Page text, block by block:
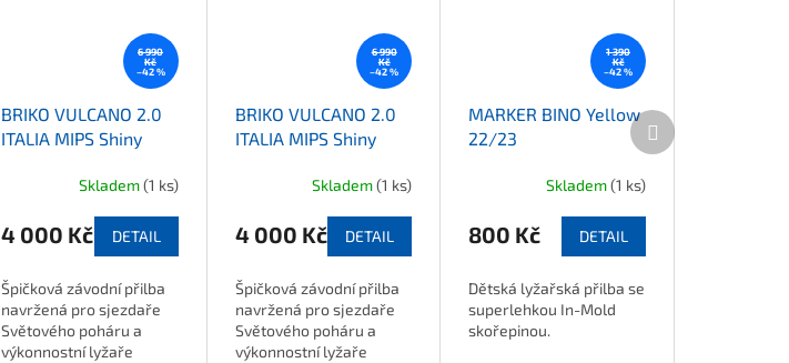
6 990
Kč
–42 %
BRIKO VULCANO 2.0
ITALIA MIPS Shiny
Průměrné hodnocení produktu je 5,0 z 5 hvězdiček.
Skladem(1 ks)
4 000 Kč DETAIL
Špičková závodní přilba
navržená pro sjezdaře
Světového poháru a
výkonnostní lyžaře
6 990
Kč
–42 %
BRIKO VULCANO 2.0
ITALIA MIPS Shiny
Skladem(1 ks)
4 000 Kč DETAIL
Špičková závodní přilba
navržená pro sjezdaře
Světového poháru a
výkonnostní lyžaře
1 390
Kč
–42 %
MARKER BINO Yellow
22/23
Skladem(1 ks)
800 Kč DETAIL
Dětská lyžařská přilba se
superlehkou In-Mold
skořepinou.
Další produkt